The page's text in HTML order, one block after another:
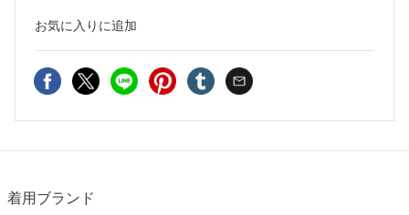
お気に入り に追加
着用ブランド